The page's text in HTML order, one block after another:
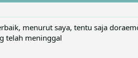
menurut saya, tentu saja
telah meninggal